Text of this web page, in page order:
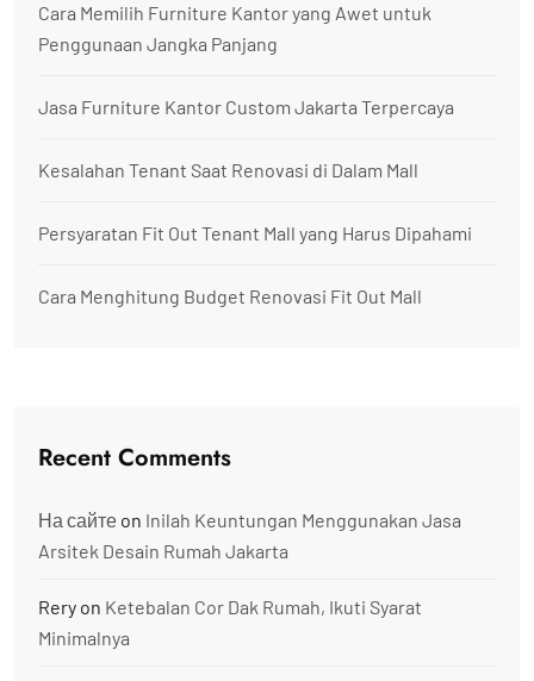
Cara Memilih Furniture Kantor yang Awet untuk
Penggunaan Jangka Panjang
Jasa Furniture Kantor Custom Jakarta Terpercaya
Kesalahan Tenant Saat Renovasi di Dalam Mall
Persyaratan Fit Out Tenant Mall yang Harus Dipahami
Cara Menghitung Budget Renovasi Fit Out Mall
Recent Comments
На сайте on Inilah Keuntungan Menggunakan Jasa
Arsitek Desain Rumah Jakarta
Rery on Ketebalan Cor Dak Rumah, Ikuti Syarat
Minimalnya